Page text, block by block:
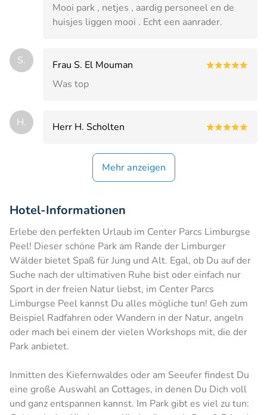
Mooi park , netjes , aardig personeel en de
huisjes liggen mooi . Echt een aanrader.
S.
Frau S. El Mouman
Was top
H. Herr H. Scholten
Mehr anzeigen
Hotel-Informationen
Erlebe den perfekten Urlaub im Center Parcs Limburgse
Peel! Dieser schöne Park am Rande der Limburger
Wälder bietet Spaß für Jung und Alt. Egal, ob Du auf der
Suche nach der ultimativen Ruhe bist oder einfach nur
Sport in der freien Natur liebst, im Center Parcs
Limburgse Peel kannst Du alles mögliche tun! Geh zum
Beispiel Radfahren oder Wandern in der Natur, angeln
oder mach bei einem der vielen Workshops mit, die der
Park anbietet.
Inmitten des Kiefernwaldes oder am Seeufer findest Du
eine große Auswahl an Cottages, in denen Du Dich voll
und ganz entspannen kannst. Im Park gibt es viel zu tun: